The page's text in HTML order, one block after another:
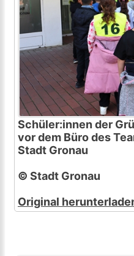
Schüler:innen der
vor dem Büro des
Stadt Gronau
© Stadt Gronau
Original